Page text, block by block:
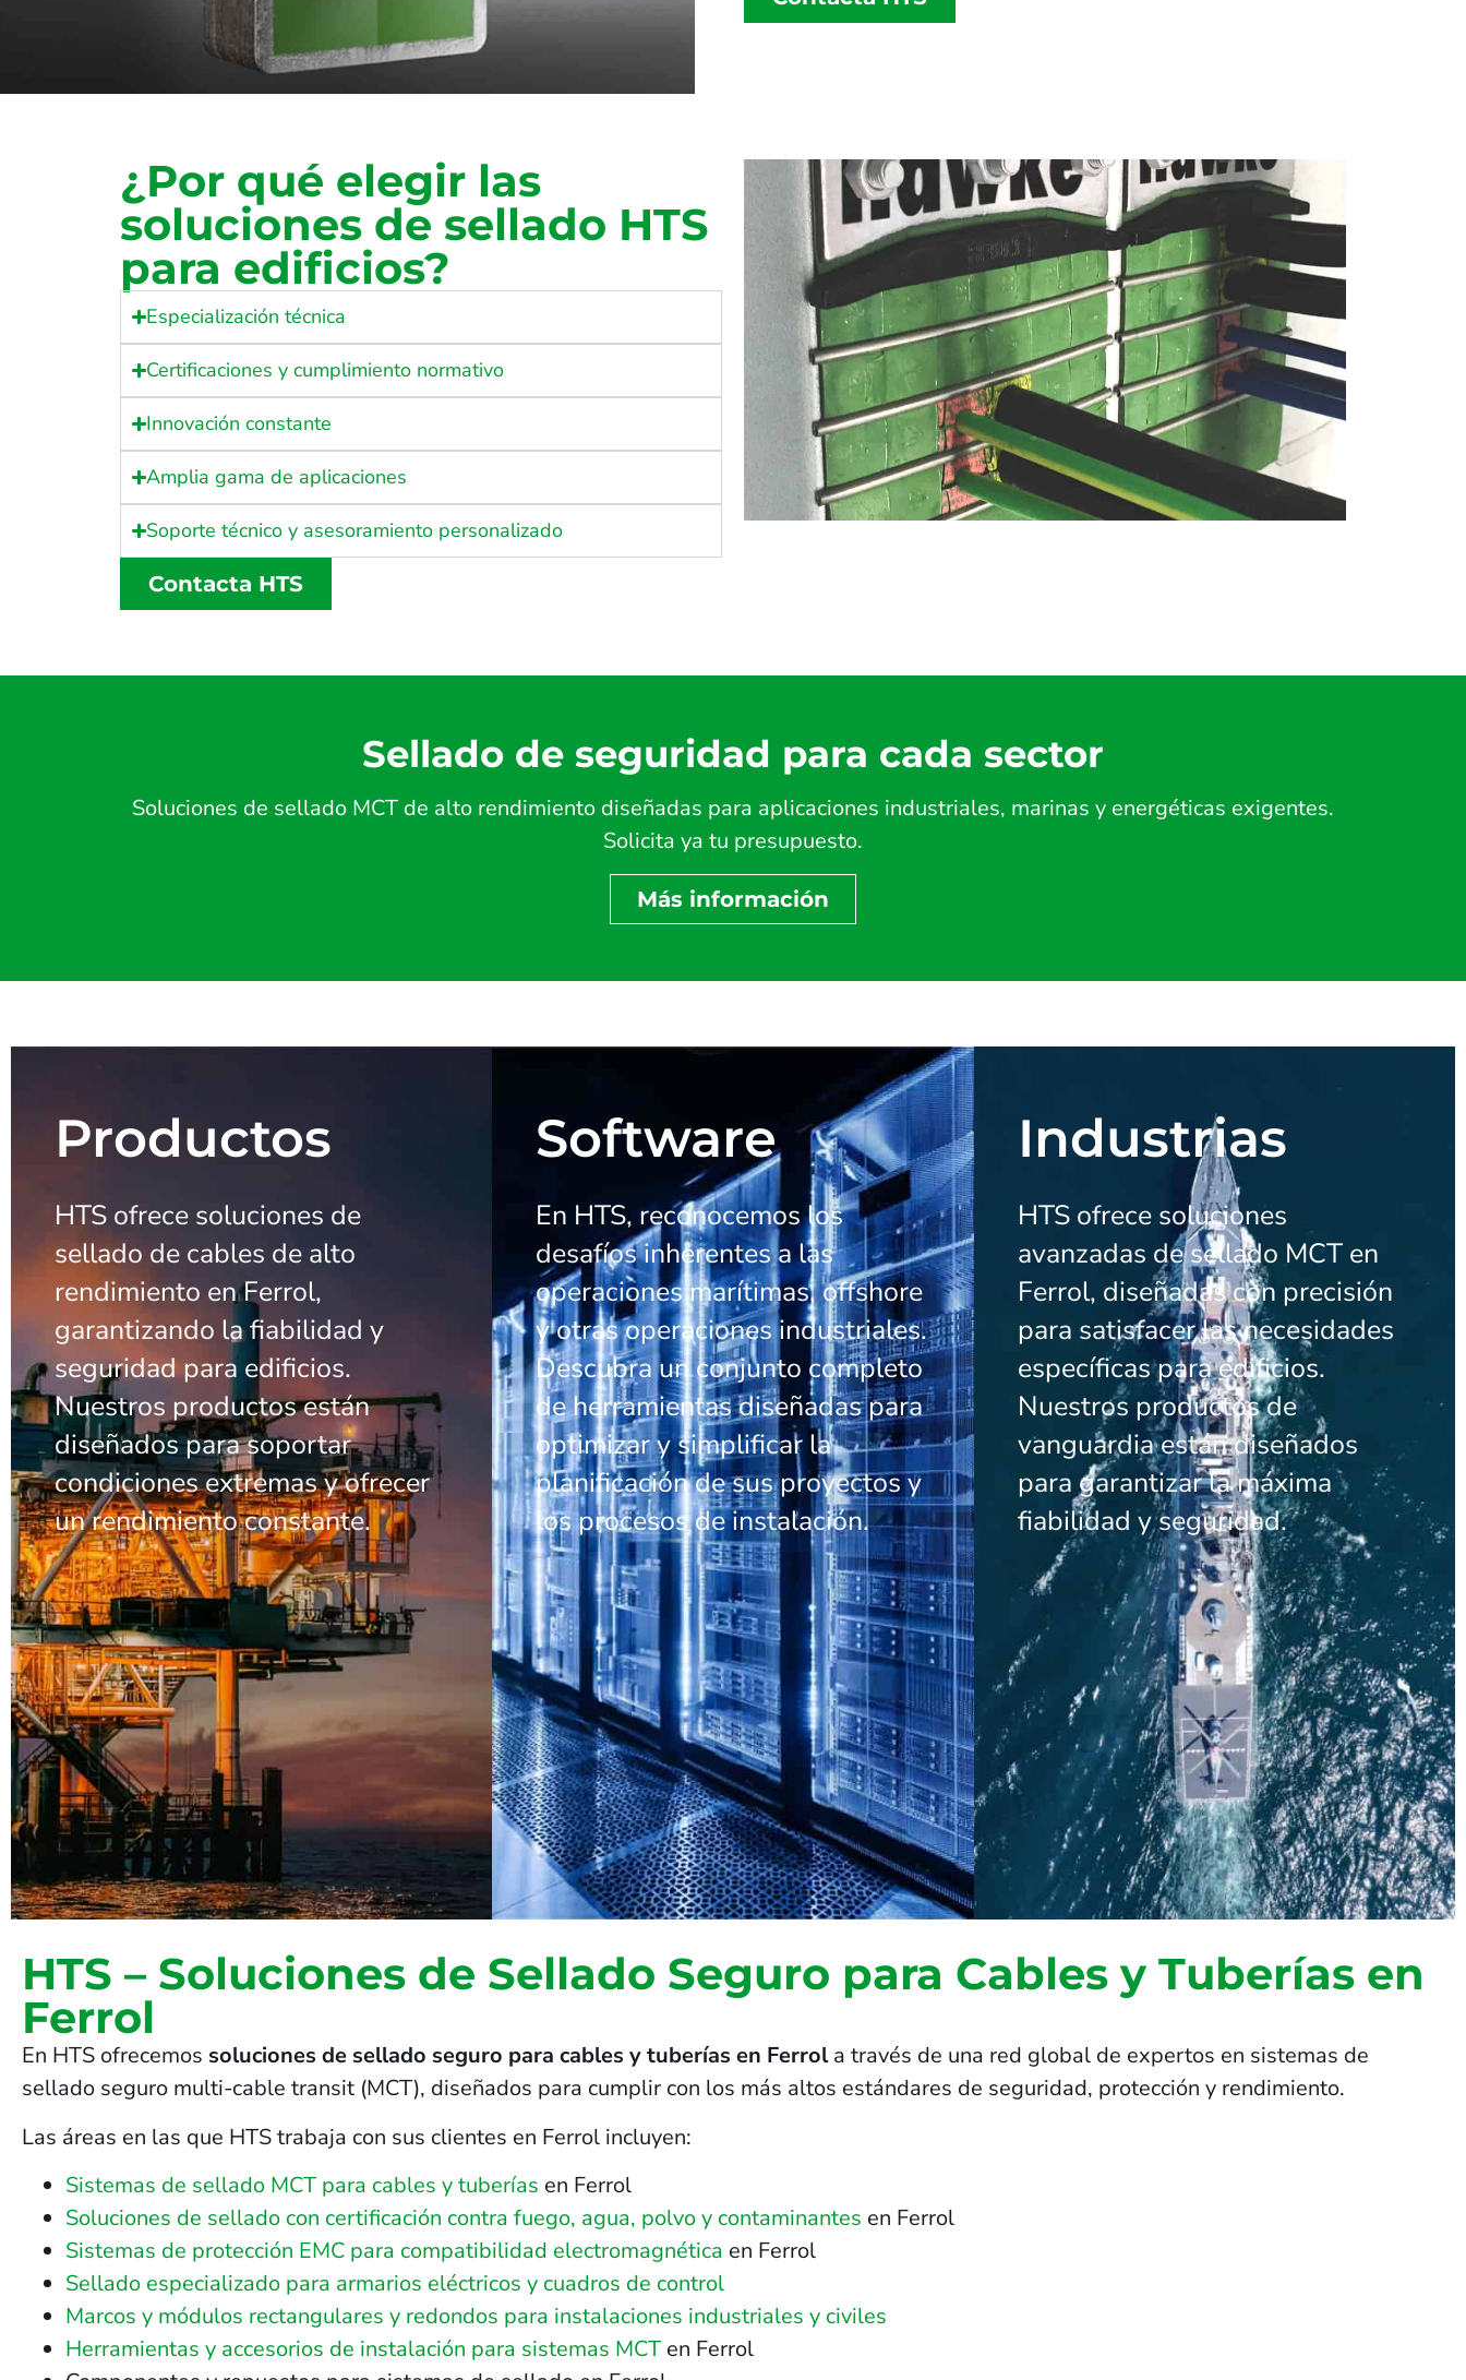
¿Por qué elegir las
soluciones de sellado HTS
para edificios?
Especialización técnica
Certificaciones y cumplimiento normativo
Innovación constante
Amplia gama de aplicaciones
Soporte técnico y asesoramiento personalizado
Contacta HTS
Sellado de seguridad para cada sector
Soluciones de sellado MCT de alto rendimiento diseñadas para aplicaciones industriales, marinas y energéticas exigentes.
Solicita ya tu presupuesto.
Más información
Productos
HTS ofrece soluciones de
sellado de cables de alto
rendimiento en Ferrol,
garantizando la fiabilidad y
seguridad para edificios.
Nuestros productos están
diseñados para soportar
condiciones extremas y ofrecer
un rendimiento constante.
Software
En HTS, reconocemos los
desafíos inherentes a las
operaciones marítimas, offshore
y otras operaciones industriales.
Descubra un conjunto completo
de herramientas diseñadas para
optimizar y simplificar la
planificación de sus proyectos y
los procesos de instalación.
Industrias
HTS ofrece soluciones
avanzadas de sellado MCT en
Ferrol, diseñadas con precisión
para satisfacer las necesidades
específicas para edificios.
Nuestros productos de
vanguardia están diseñados
para garantizar la máxima
fiabilidad y seguridad.
HTS – Soluciones de Sellado Seguro para Cables y Tuberías en
Ferrol
En HTS ofrecemos soluciones de sellado seguro para cables y tuberías en Ferrola través de una red global de expertos en sistemas de
sellado seguro multi-cable transit (MCT), diseñados para cumplir con los más altos estándares de seguridad, protección y rendimiento.
Las áreas en las que HTS trabaja con sus clientes en Ferrol incluyen:
Sistemas de sellado MCT para cables y tuberías en Ferrol
Soluciones de sellado con certificación contra fuego, agua, polvo y contaminantes en Ferrol
Sistemas de protección EMC para compatibilidad electromagnética en Ferrol
Sellado especializado para armarios eléctricos y cuadros de control
Marcos y módulos rectangulares y redondos para instalaciones industriales y civiles
Herramientas y accesorios de instalación para sistemas MCT en Ferrol